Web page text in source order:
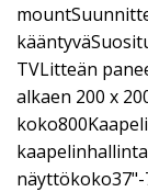
TVLitteän
alkaen 200 x
näyttökoko37"-